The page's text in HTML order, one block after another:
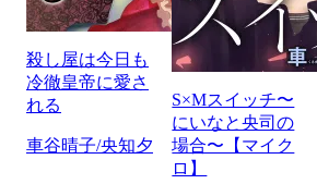
殺し屋は今日も
冷徹皇帝に愛さ
れる
車谷晴子/央知夕
S×Mスイッチ〜
にいなと央司の
場合〜【マイク
ロ】